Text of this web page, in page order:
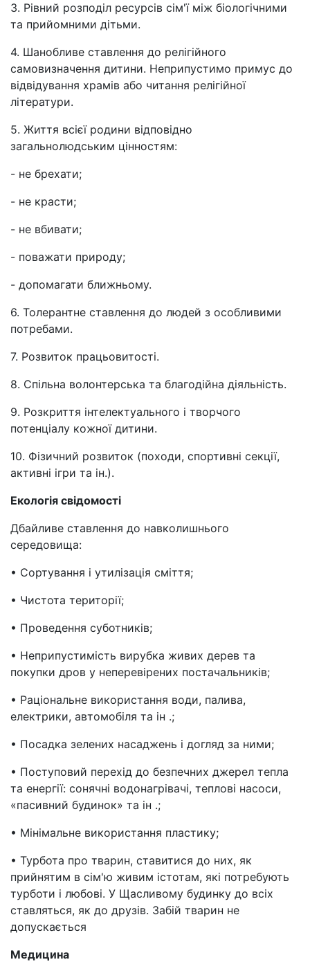
3. Рівний розподіл ресурсів сім'ї між біологічними
та прийомними дітьми.
4. Шанобливе ставлення до релігійного
самовизначення дитини. Неприпустимо примус до
відвідування храмів або читання релігійної
літератури.
5. Життя всієї родини відповідно
загальнолюдським цінностям:
- не брехати;
- не красти;
- не вбивати;
- поважати природу;
- допомагати ближньому.
6. Толерантне ставлення до людей з особливими
потребами.
7. Розвиток працьовитості.
8. Спільна волонтерська та благодійна діяльність.
9. Розкриття інтелектуального і творчого
потенціалу кожної дитини.
10. Фізичний розвиток (походи, спортивні секції,
активні ігри та ін.).
Екологія свідомості
Дбайливе ставлення до навколишнього
середовища:
• Сортування і утилізація сміття;
• Чистота території;
• Проведення суботників;
• Неприпустимість вирубка живих дерев та
покупки дров у неперевірених постачальників;
• Раціональне використання води, палива,
електрики, автомобіля та ін .;
• Посадка зелених насаджень і догляд за ними;
• Поступовий перехід до безпечних джерел тепла
та енергії: сонячні водонагрівачі, теплові насоси,
«пасивний будинок» та ін .;
• Мінімальне використання пластику;
• Турбота про тварин, ставитися до них, як
прийнятим в сім'ю живим істотам, які потребують
турботи і любові. У Щасливому будинку до всіх
ставляться, як до друзів. Забій тварин не
допускається
Медицина